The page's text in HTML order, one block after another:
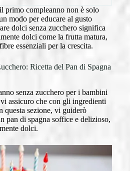
primo compleanno non è solo
modo per educare al gusto
dolci senza zucchero significa
dolci come la frutta matura,
essenziali per la crescita.
Ricetta del Pan di Spagna
senza zucchero per i bambini
assicuro che con gli ingredienti
questa sezione, vi guiderò
pan di spagna soffice e delizioso,
dolci.